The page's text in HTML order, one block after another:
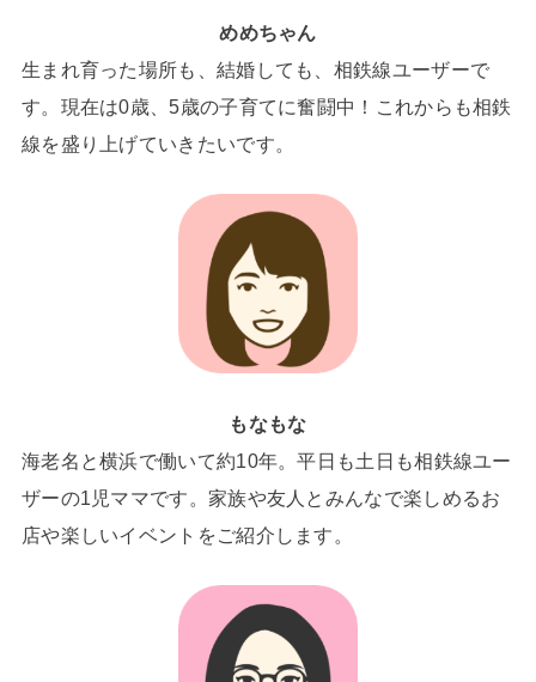
めめちゃん
生まれ育った場所も、結婚しても、相鉄線ユーザーで
す。現在は0歳、5歳の子育てに奮闘中！これからも相鉄
線を盛り上げていきたいです。
もなもな
海老名と横浜で働いて約10年。平日も土日も相鉄線ユー
ザーの1児ママです。家族や友人とみんなで楽しめるお
店や楽しいイベントをご紹介します。